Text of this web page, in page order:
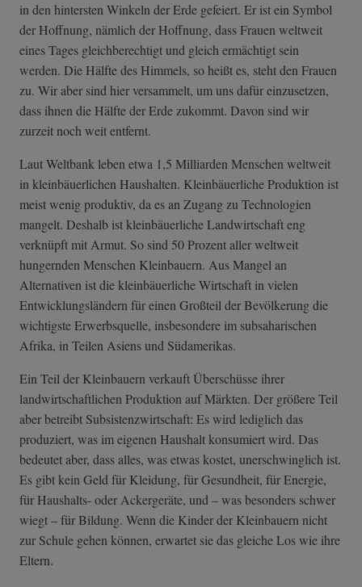
in den hintersten Winkeln der Erde gefeiert. Er ist ein Symbol
der Hoffnung, nämlich der Hoffnung, dass Frauen weltweit
eines Tages gleichberechtigt und gleich ermächtigt sein
werden. Die Hälfte des Himmels, so heißt es, steht den Frauen
zu. Wir aber sind hier versammelt, um uns dafür einzusetzen,
dass ihnen die Hälfte der Erde zukommt. Davon sind wir
zurzeit noch weit entfernt.
Laut Weltbank leben etwa 1,5 Milliarden Menschen weltweit
in kleinbäuerlichen Haushalten. Kleinbäuerliche Produktion ist
meist wenig produktiv, da es an Zugang zu Technologien
mangelt. Deshalb ist kleinbäuerliche Landwirtschaft eng
verknüpft mit Armut. So sind 50 Prozent aller weltweit
hungernden Menschen Kleinbauern. Aus Mangel an
Alternativen ist die kleinbäuerliche Wirtschaft in vielen
Entwicklungsländern für einen Großteil der Bevölkerung die
wichtigste Erwerbsquelle, insbesondere im subsaharischen
Afrika, in Teilen Asiens und Südamerikas.
Ein Teil der Kleinbauern verkauft Überschüsse ihrer
landwirtschaftlichen Produktion auf Märkten. Der größere Teil
aber betreibt Subsistenzwirtschaft: Es wird lediglich das
produziert, was im eigenen Haushalt konsumiert wird. Das
bedeutet aber, dass alles, was etwas kostet, unerschwinglich ist.
Es gibt kein Geld für Kleidung, für Gesundheit, für Energie,
für Haushalts- oder Ackergeräte, und – was besonders schwer
wiegt – für Bildung. Wenn die Kinder der Kleinbauern nicht
zur Schule gehen können, erwartet sie das gleiche Los wie ihre
Eltern.